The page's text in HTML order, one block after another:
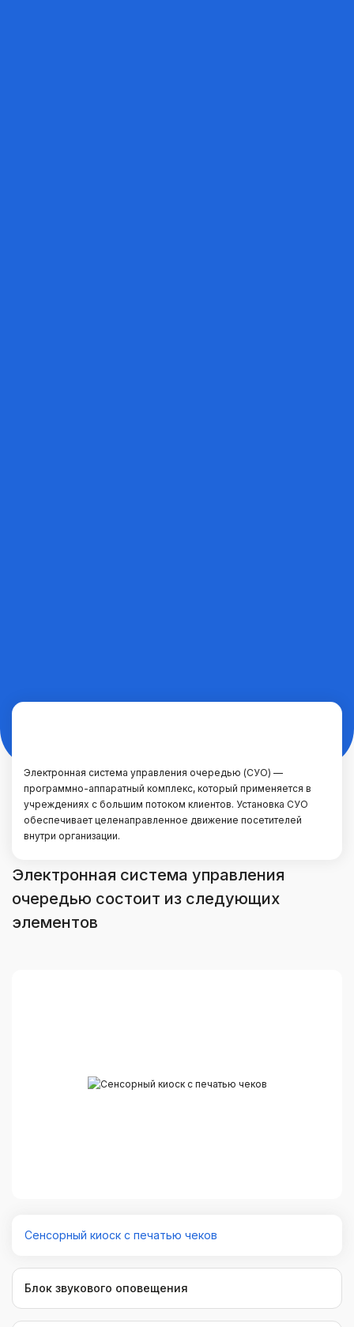
Электронная система управления очередью (СУО) —
программно-аппаратный комплекс, который применяется в
учреждениях с большим потоком клиентов. Установка СУО
обеспечивает целенаправленное движение посетителей
внутри организации.
Электронная система управления
очередью состоит из следующих
элементов
Cенсорный киоск с печатью чеков
Блок звукового оповещения